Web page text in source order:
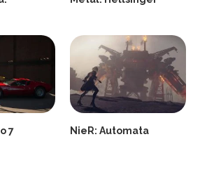
7 NieR: Automata